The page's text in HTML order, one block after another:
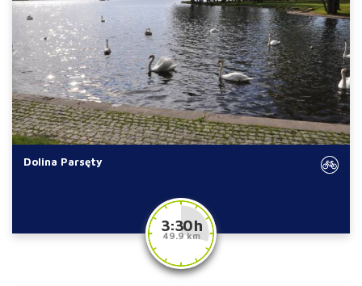
Dolina Parsęty
3:30 h
49.9 km